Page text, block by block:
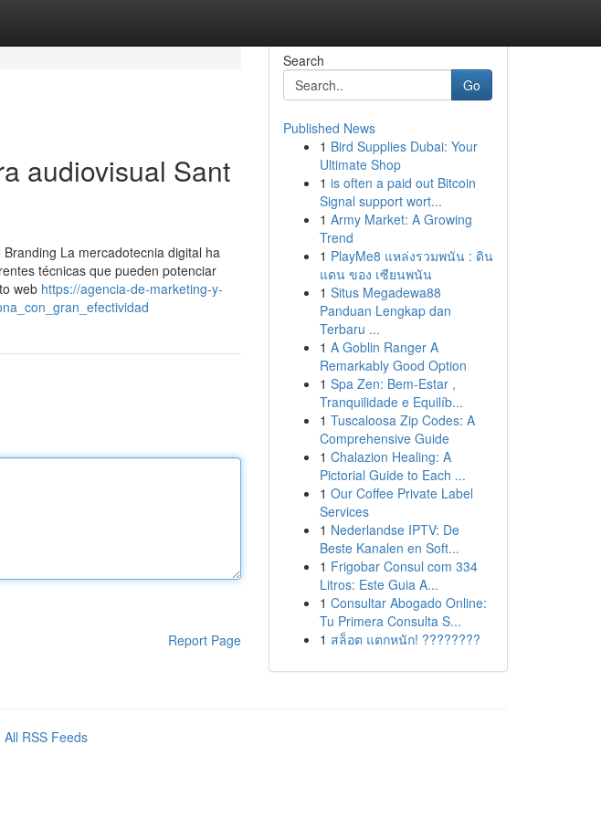
audiovisual Sant
La mercadotecnia digital ha
técnicas que pueden potenciar
web https://agencia-de-marketing-y-
Report Page
Search
Go
Published News
1 Bird Supplies Dubai: Your
Ultimate Shop
1 is often a paid out Bitcoin
Signal support wort...
1 Army Market: A Growing
Trend
1 PlayMe8 แหล่งรวมพนัน : ดิน
แดน ของ เซียนพนัน
1 Situs Megadewa88
Panduan Lengkap dan
Terbaru ...
1 A Goblin Ranger A
Remarkably Good Option
1 Spa Zen: Bem-Estar ,
Tranquilidade e Equilíb...
1 Tuscaloosa Zip Codes: A
Comprehensive Guide
1 Chalazion Healing: A
Pictorial Guide to Each ...
1 Our Coffee Private Label
Services
1 Nederlandse IPTV: De
Beste Kanalen en Soft...
1 Frigobar Consul com 334
Litros: Este Guia A...
1 Consultar Abogado Online:
Tu Primera Consulta S...
1 สล็อต แตกหนัก! ????????
All RSS Feeds